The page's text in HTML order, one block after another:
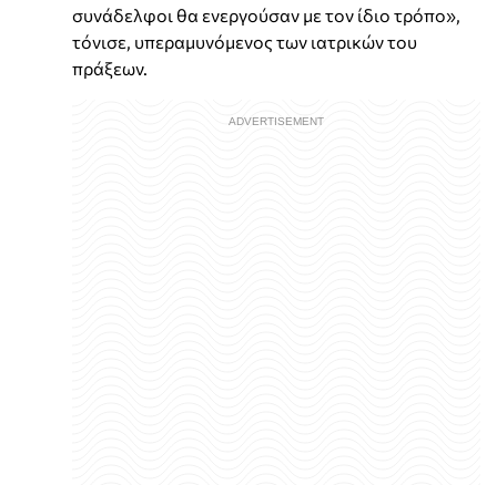
συνάδελφοι θα ενεργούσαν με τον ίδιο τρόπο»,
τόνισε, υπεραμυνόμενος των ιατρικών του
πράξεων.